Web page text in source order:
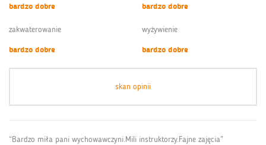
bardzo dobre
bardzo dobre
zakwaterowanie
bardzo dobre
wyżywienie
bardzo dobre
skan opinii
“Bardzo miła pani wychowawczyni.Mili instruktorzy.Fajne zajęcia”